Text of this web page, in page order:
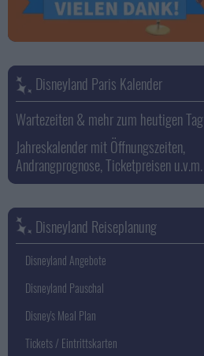
Disneyland Paris Kalender
Wartezeiten & mehr zum heutigen Tag
Jahreskalender mit Öffnungszeiten,
Andrangprognose, Ticketpreisen u.v.m.
Disneyland Reiseplanung
Disneyland Angebote
Disneyland Pauschal
Disney's Meal Plan
Tickets / Eintrittskarten